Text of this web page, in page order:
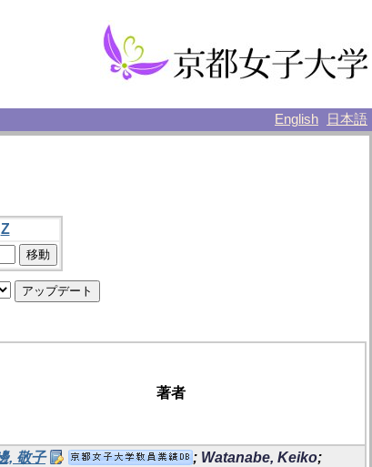
English 日本語
Z
著者
, 敬子 ; Watanabe, Keiko;